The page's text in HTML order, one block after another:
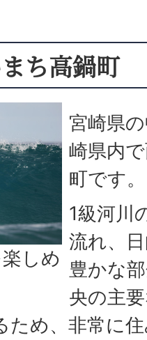
ち高鍋町
しめ
宮崎県
崎県内
町です。
1級河川
流れ、
豊かな
央の主
ため、非常に